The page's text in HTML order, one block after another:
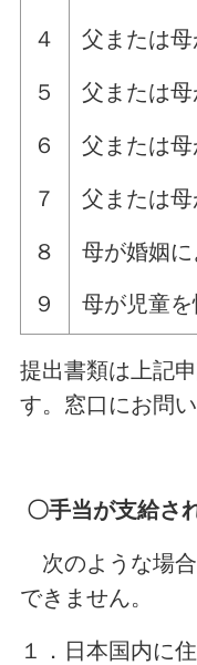
４
５
６
７
８
９
父または
父または
父または
父または
母が婚姻
母が児童
提出書類は上記
す。窓口にお問
〇手当が支給さ
次のような場
できません。
１．日本国内に